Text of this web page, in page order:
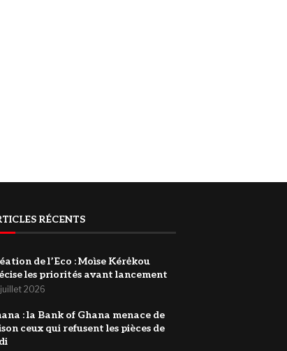
RÉCENTS
de l’Eco : Moìse Kérėkou
les priorités avant lancement
2026
: la Bank of Ghana menace de
ceux qui refusent les pièces de